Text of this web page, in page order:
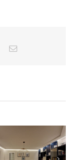
PinterestEmail